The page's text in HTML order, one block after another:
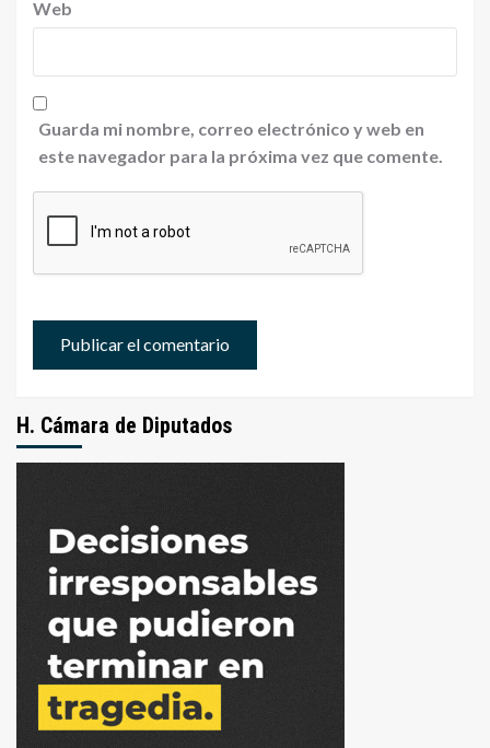
Web
Guarda mi nombre, correo electrónico y web en
este navegador para la próxima vez que comente.
H. Cámara de Diputados